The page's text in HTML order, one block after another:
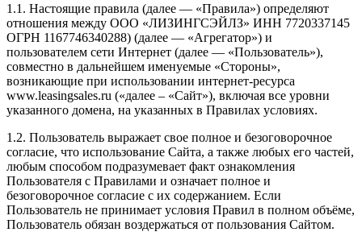
1.1. Настоящие правила (далее — «Правила») определяют
отношения между ООО «ЛИЗИНГСЭЙЛЗ» ИНН 7720337145
ОГРН 1167746340288) (далее — «Агрегатор») и
пользователем сети Интернет (далее — «Пользователь»),
совместно в дальнейшем именуемые «Стороны»,
возникающие при использовании интернет-ресурса
www.leasingsales.ru («далее – «Сайт»), включая все уровни
указанного домена, на указанных в Правилах условиях.
1.2. Пользователь выражает свое полное и безоговорочное
согласие, что использование Сайта, а также любых его частей,
любым способом подразумевает факт ознакомления
Пользователя с Правилами и означает полное и
безоговорочное согласие с их содержанием. Если
Пользователь не принимает условия Правил в полном объёме,
Пользователь обязан воздержаться от пользования Сайтом.